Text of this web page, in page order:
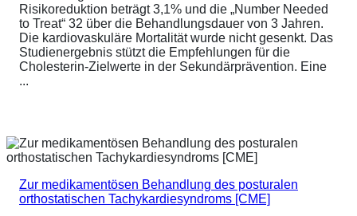
Risikoreduktion beträgt 3,1% und die „Number Needed
to Treat“ 32 über die Behandlungsdauer von 3 Jahren.
Die kardiovaskuläre Mortalität wurde nicht gesenkt. Das
Studienergebnis stützt die Empfehlungen für die
Cholesterin-Zielwerte in der Sekundärprävention. Eine
...
Zur medikamentösen Behandlung des posturalen
orthostatischen Tachykardiesyndroms [CME]